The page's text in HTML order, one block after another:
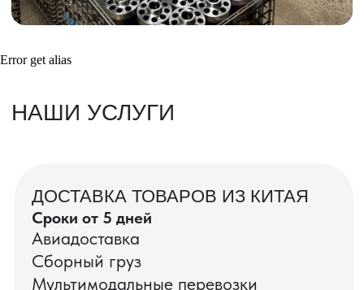
Error get alias
ВАШИ ЗАКАЗЫ
проверок товаров, работы склада,
смотрите в нашем Telegram-канале